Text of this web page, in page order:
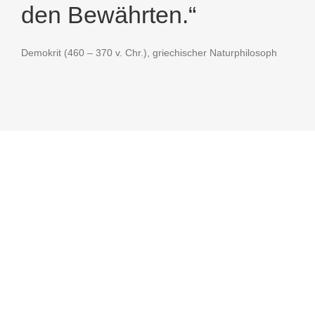
den Bewährten.“
Demokrit (460 – 370 v. Chr.), griechischer Naturphilosoph